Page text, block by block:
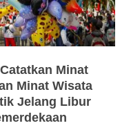
Minat
Minat Wisata
Jelang Libur